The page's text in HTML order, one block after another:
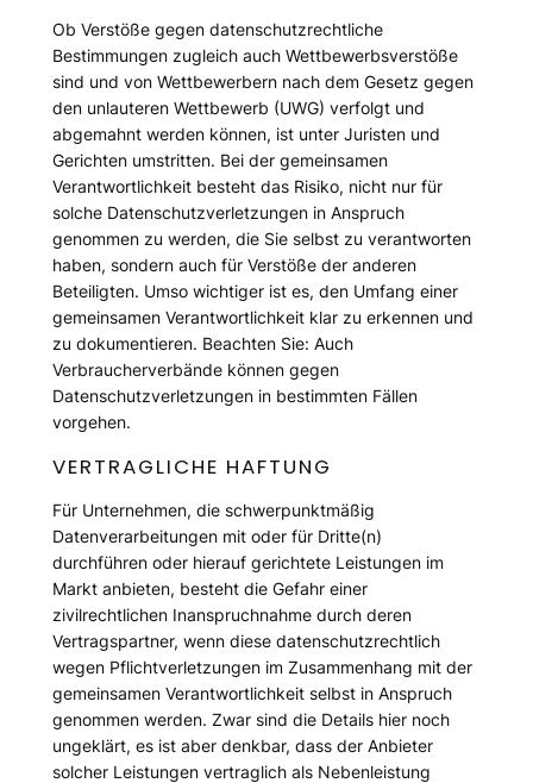
Ob Verstöße gegen datenschutzrechtliche
Bestimmungen zugleich auch Wettbewerbsverstöße
sind und von Wettbewerbern nach dem Gesetz gegen
den unlauteren Wettbewerb (UWG) verfolgt und
abgemahnt werden können, ist unter Juristen und
Gerichten umstritten. Bei der gemeinsamen
Verantwortlichkeit besteht das Risiko, nicht nur für
solche Datenschutzverletzungen in Anspruch
genommen zu werden, die Sie selbst zu verantworten
haben, sondern auch für Verstöße der anderen
Beteiligten. Umso wichtiger ist es, den Umfang einer
gemeinsamen Verantwortlichkeit klar zu erkennen und
zu dokumentieren. Beachten Sie: Auch
Verbraucherverbände können gegen
Datenschutzverletzungen in bestimmten Fällen
vorgehen.
VERTRAGLICHE HAFTUNG
Für Unternehmen, die schwerpunktmäßig
Datenverarbeitungen mit oder für Dritte(n)
durchführen oder hierauf gerichtete Leistungen im
Markt anbieten, besteht die Gefahr einer
zivilrechtlichen Inanspruchnahme durch deren
Vertragspartner, wenn diese datenschutzrechtlich
wegen Pflichtverletzungen im Zusammenhang mit der
gemeinsamen Verantwortlichkeit selbst in Anspruch
genommen werden. Zwar sind die Details hier noch
ungeklärt, es ist aber denkbar, dass der Anbieter
solcher Leistungen vertraglich als Nebenleistung